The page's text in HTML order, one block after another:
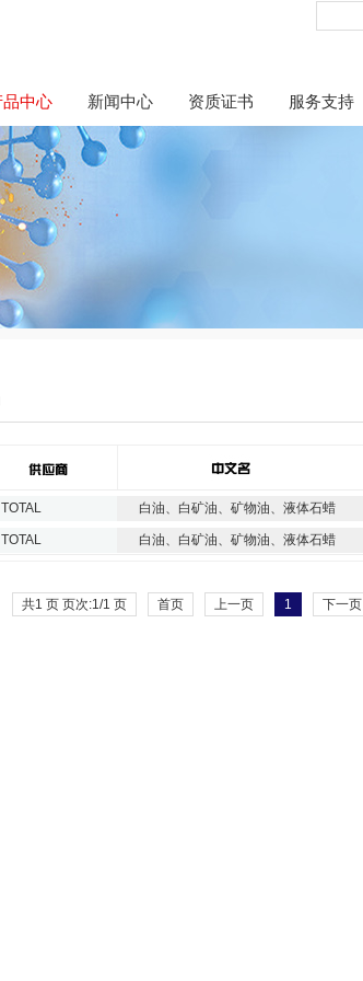
品中心 新闻中心 资质证书 服务支持
TOTAL 白油、白矿油、矿物油、液体石蜡
TOTAL 白油、白矿油、矿物油、液体石蜡
共1 页 页次:1/1 页 首页 上一页 1 下一页